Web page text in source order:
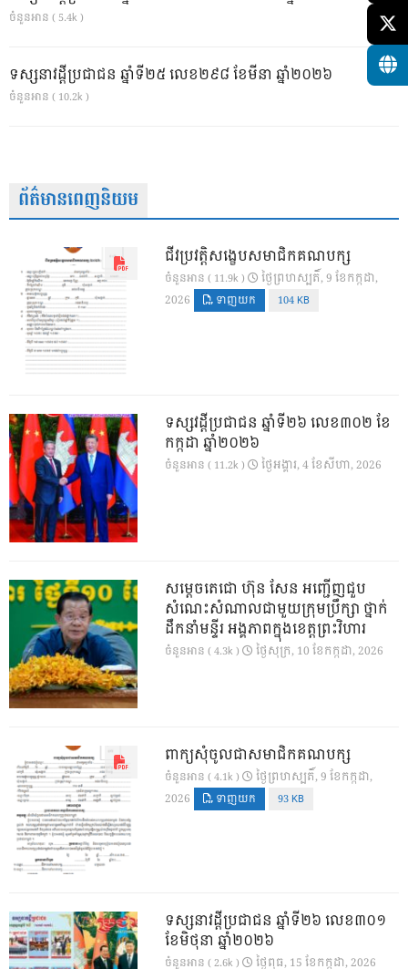
ចំនួនអាន ( 5.4k )
ទស្សនាវដ្ដីប្រជាជន ឆ្នាំទី២៥ លេខ២៩៨ ខែមីនា ឆ្នាំ២០២៦
ចំនួនអាន ( 10.2k )
ព័ត៌មានពេញនិយម
ជីវប្រវត្តិសង្ខេបសមាជិកគណបក្ស
ចំនួនអាន ( 11.9k )
ថ្ងៃ​ព្រហស្បតិ៍, 9 ខែ​កក្កដា,
2026
ទាញយក 104 KB
ទស្សវដ្តីប្រជាជន ឆ្នាំទី២៦ លេខ៣០២ ខែ
កក្កដា ឆ្នាំ២០២៦
ចំនួនអាន ( 11.2k ) ថ្ងៃ​អង្គារ, 4 ខែ​សីហា, 2026
សម្តេចតេជោ ហ៊ុន សែន អញ្ជើញជួប
សំណេះសំណាលជាមួយក្រុមប្រឹក្សា ថ្នាក់
ដឹកនាំមន្ទីរ អង្គភាពក្នុងខេត្តព្រះវិហារ
ចំនួនអាន ( 4.3k ) ថ្ងៃ​សុក្រ, 10 ខែ​កក្កដា, 2026
ពាក្យសុំចូលជាសមាជិកគណបក្ស
ចំនួនអាន ( 4.1k )
ថ្ងៃ​ព្រហស្បតិ៍, 9 ខែ​កក្កដា,
2026
ទាញយក 93 KB
ទស្សនាវដ្ដីប្រជាជន ឆ្នាំទី២៦ លេខ៣០១
ខែមិថុនា ឆ្នាំ២០២៦
ចំនួនអាន ( 2.6k ) ថ្ងៃ​ពុធ, 15 ខែ​កក្កដា, 2026